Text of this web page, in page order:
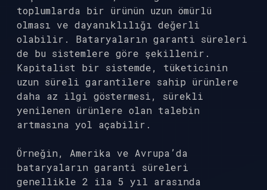
toplumlarda bir ürünün uzun ömürlü
olması ve dayanıklılığı değerli
olabilir. Bataryaların garanti süreleri
de bu sistemlere göre şekillenir.
Kapitalist bir sistemde, tüketicinin
uzun süreli garantilere sahip ürünlere
daha az ilgi göstermesi, sürekli
yenilenen ürünlere olan talebin
artmasına yol açabilir.
Örneğin, Amerika ve Avrupa’da
bataryaların garanti süreleri
genellikle 2 ila 5 yıl arasında